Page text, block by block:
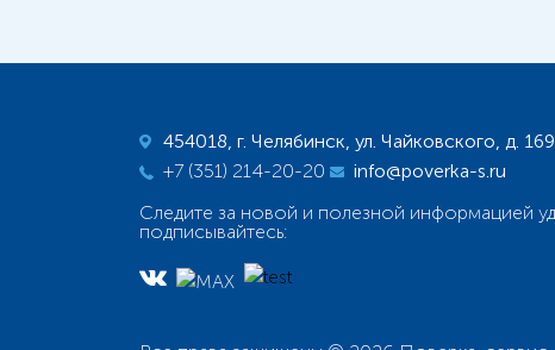
454018, г. Челябинск, ул. Чайковского, д.
+7 (351) 214-20-20
info@poverka-s.ru
Следите за новой и полезной информацией
подписывайтесь: